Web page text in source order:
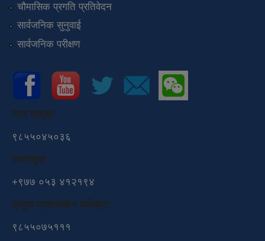
चौमासिक प्रगति प्रतिवेदन
सार्वजनिक सुनुवाई
सार्वजनिक परीक्षण
नगर प्रमुख:
९८५५०४५०३६
उपप्रमुख:
+९७७ ०५३ ४१२१९४
प्रमुख प्रशासकिय अधिकृत:
९८५५०७५१११